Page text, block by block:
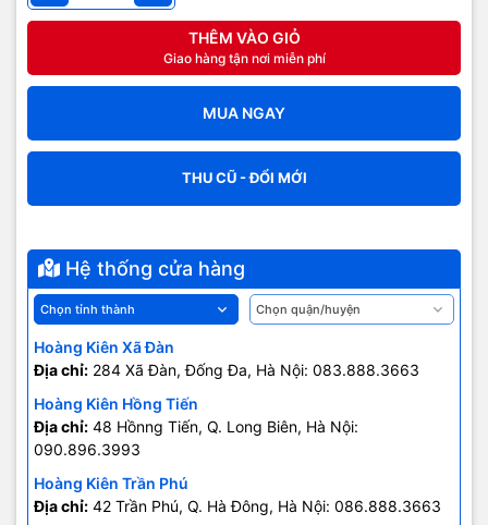
THÊM VÀO GIỎ
Giao hàng tận nơi miễn phí
MUA NGAY
THU CŨ - ĐỔI MỚI
Hệ thống cửa hàng
Hoàng Kiên Xã Đàn
Địa chỉ: 284 Xã Đàn, Đống Đa, Hà Nội: 083.888.3663
Hoàng Kiên Hồng Tiến
Địa chỉ: 48 Hồnng Tiến, Q. Long Biên, Hà Nội:
090.896.3993
Hoàng Kiên Trần Phú
Địa chỉ: 42 Trần Phú, Q. Hà Đông, Hà Nội: 086.888.3663